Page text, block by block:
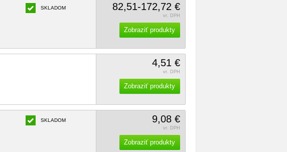
SKLADOM 82,51-172,72 €
vr. DPH
Zobraziť produkty
4,51 €
vr. DPH
Zobraziť produkty
SKLADOM 9,08 €
vr. DPH
Zobraziť produkty